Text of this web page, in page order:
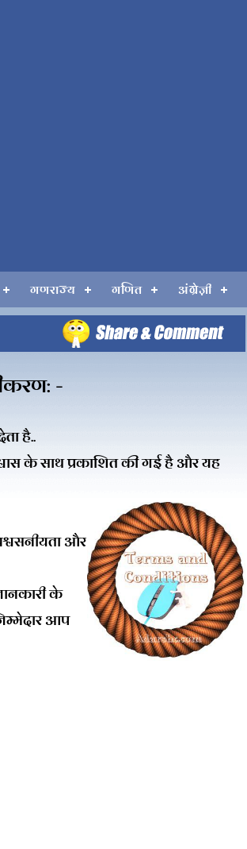
गणराज्य गणित अंग्रेज़ी
-
है..
के साथ प्रकाशित की गई है और यह
और
के
आप